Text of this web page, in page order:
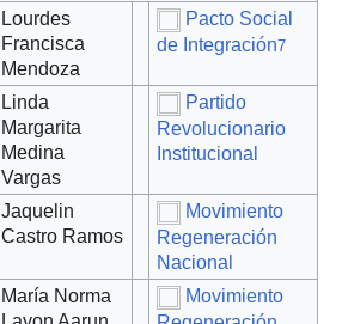
Lourdes
Francisca
Mendoza
Pacto Social
de Integración7
Linda
Margarita
Medina
Vargas
Partido
Revolucionario
Institucional
Jaquelin
Castro Ramos
Movimiento
Regeneración
Nacional
María Norma
Movimiento